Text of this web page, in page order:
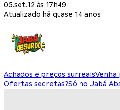
05.set.12 às 17h49
Atualizado há quase 14 anos
Achados e preços surreaisVenha
Ofertas secretas?Só no Jabá